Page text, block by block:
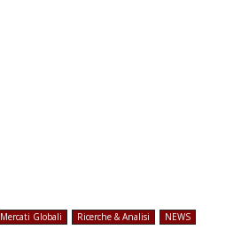
Mercati Globali Ricerche & Analisi NEWS